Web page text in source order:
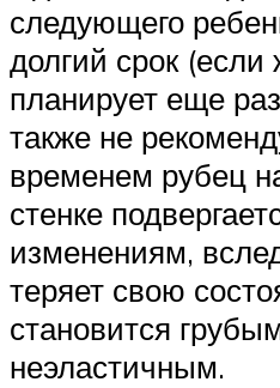
следующего
долгий срок
планирует еще
также не
временем рубец
стенке
изменениям,
теряет свою
становится
неэластичным.